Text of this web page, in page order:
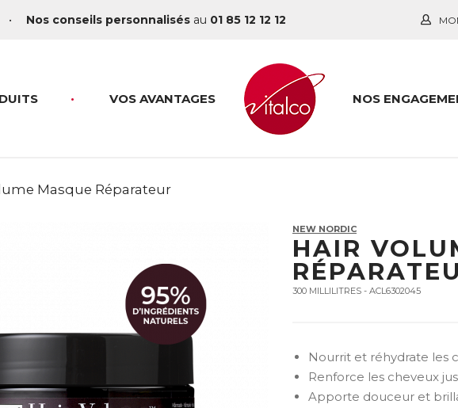
• Nos conseils personnalisés au 01 85 12 12 12
VOS AVANTAGES NOS
Masque Réparateur
NEW NORDIC
HAIR
300 MILLILITRES - ACL6302045
Nourrit et réhydrate les
Renforce les cheveux
Apporte douceur et